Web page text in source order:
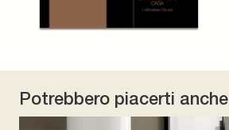
Potrebbero piacerti anche